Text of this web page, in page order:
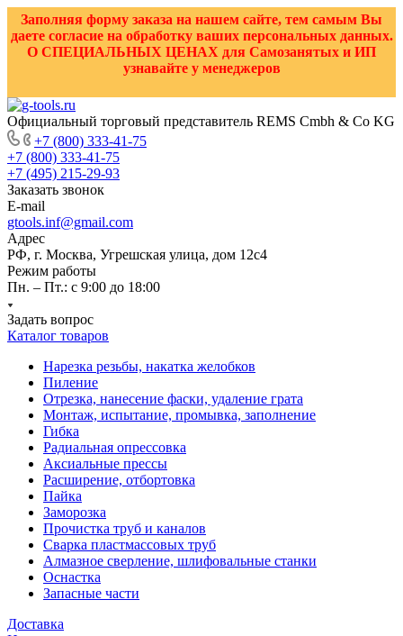
Заполняя форму заказа на нашем сайте, тем самым Вы
даете согласие на обработку ваших персональных данных.
О СПЕЦИАЛЬНЫХ ЦЕНАХ для Самозанятых и ИП
узнавайте у менеджеров
Официальный торговый представитель REMS Cmbh & Co KG
+7 (800) 333-41-75
+7 (800) 333-41-75
+7 (495) 215-29-93
Заказать звонок
E-mail
gtools.inf@gmail.com
Адрес
РФ, г. Москва, Угрешская улица, дом 12с4
Режим работы
Пн. – Пт.: с 9:00 до 18:00
Задать вопрос
Каталог товаров
Нарезка резьбы, накатка желобков
Пиление
Отрезка, нанесение фаски, удаление грата
Монтаж, испытание, промывка, заполнение
Гибка
Радиальная опрессовка
Аксиальные прессы
Расширение, отбортовка
Пайка
Заморозка
Прочистка труб и каналов
Сварка пластмассовых труб
Алмазное сверление, шлифовальные станки
Оснастка
Запасные части
Доставка